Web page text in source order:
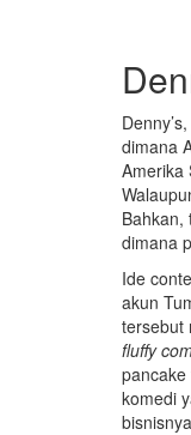
dimana
Amerika
Bahkan,
dimana
Ide
akun
tersebut
fluffy
pancake
komedi